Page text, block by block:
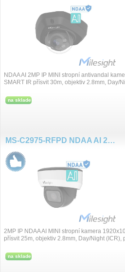
NDAA AI 2MP IP MINI stropní antivandal
SMART IR přísvit 30m, objektiv 2.8mm, Day/
na sklade
MS-C2975-RFPD NDAA AI 2MP@60fps 2.7-13.5mm IP kamera
2MP IP NDAA AI MINI stropní kamera
přísvit 25m, objektiv 2.8mm, Day/Night (ICR),
na sklade